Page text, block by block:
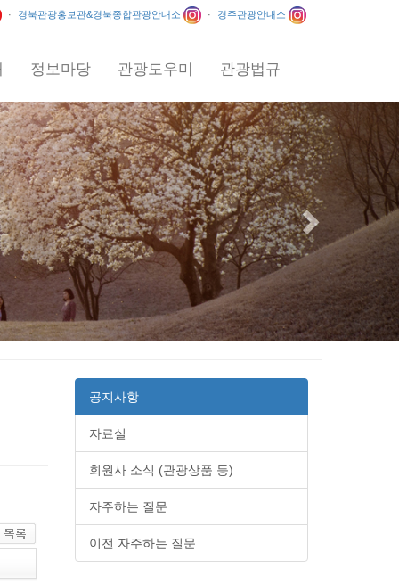
· 경북관광홍보관&경북종합관광안내소 · 경주관광안내소
정보마당 관광도우미 관광법규
/ 이상익 / 2012
Next
공지사항
자료실
회원사 소식 (관광상품 등)
자주하는 질문
이전 자주하는 질문